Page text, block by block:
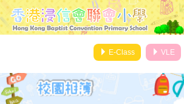
E-Class VLE